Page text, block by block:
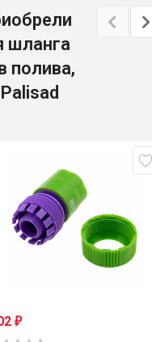
шланга
полива,
₽